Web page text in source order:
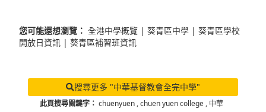
您可能還想瀏覽： 全港中學概覽 | 葵青區中學 | 葵青區學校
開放日資訊 | 葵青區補習班資訊
搜尋更多 "中華基督教會全完中學"
此頁搜尋關鍵字： chuenyuen ,chuen yuen college , 中華